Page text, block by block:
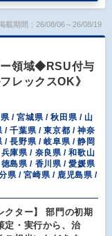
載期間：26/08/06～26/08/19
ー領域◆RSU付与
レックスOK》
/ 宮城県 / 秋田県 / 山
/ 千葉県 / 東京都 / 神奈
/ 長野県 / 岐阜県 / 静岡
庫県 / 奈良県 / 和歌山
島県 / 香川県 / 愛媛県
県 / 宮崎県 / 鹿児島県 /
クター】 部門の初期
定・実行から、治